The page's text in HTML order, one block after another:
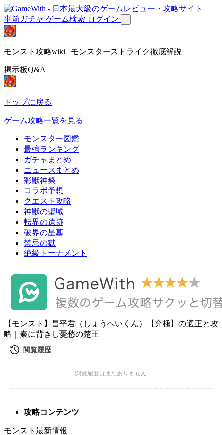
事前ガチャ ゲーム検索 ログイン
モンスト攻略wiki | モンスターストライク徹底解説
掲示板Q&A
トップに戻る
ゲーム攻略一覧を見る
モンスター図鑑
最強ランキング
ガチャまとめ
ニュースまとめ
彩獣神祭
コラボ予想
クエスト攻略
神獣の聖域
転界の遺跡
破界の星墓
禁忌の獄
絶級トーナメント
【モンスト】昌平君（しょうへいくん）【究極】の適正と攻
略｜秦に背きし憂愁の楚王
攻略コンテンツ
モンスト最新情報